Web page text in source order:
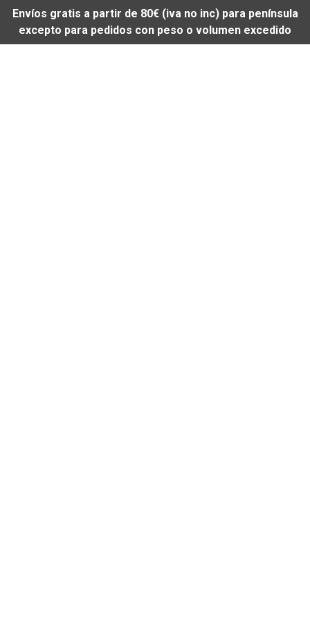
Envíos gratis a partir de 80€ (iva no inc) para península
excepto para pedidos con peso o volumen excedido